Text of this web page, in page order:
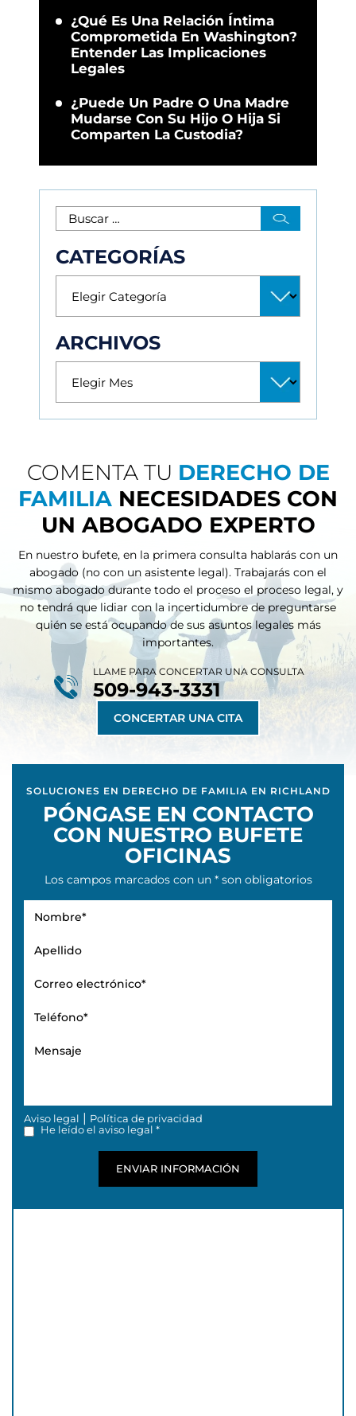
¿Qué Es Una Relación Íntima
Comprometida En Washington?
Entender Las Implicaciones
Legales
¿Puede Un Padre O Una Madre
Mudarse Con Su Hijo O Hija Si
Comparten La Custodia?
CATEGORÍAS
ARCHIVOS
COMENTA TU DERECHO DE
FAMILIA NECESIDADES CON
UN ABOGADO EXPERTO
En nuestro bufete, en la primera consulta hablarás con un
abogado (no con un asistente legal). Trabajarás con el
mismo abogado durante todo el proceso el proceso legal, y
no tendrá que lidiar con la incertidumbre de preguntarse
quién se está ocupando de sus asuntos legales más
importantes.
CONCERTAR UNA CITA
LLAME PARA CONCERTAR UNA CONSULTA
509-943-3331
SOLUCIONES EN DERECHO DE FAMILIA EN RICHLAND
PÓNGASE EN CONTACTO
CON NUESTRO BUFETE
OFICINAS
Los campos marcados con un * son obligatorios
Aviso legal | Política de privacidad
He leído el aviso legal *